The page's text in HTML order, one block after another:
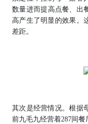
数量进而提高点餐、
高产生了明显的效果。
差距。
其次是经营情况。根据
前九毛九经营着287间